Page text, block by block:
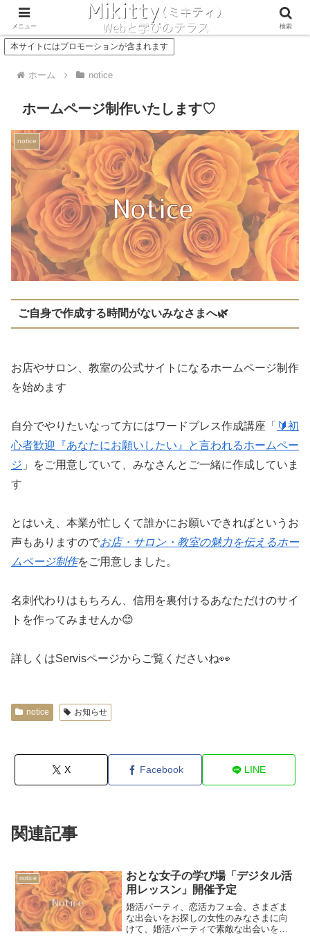
Concept Service
本サイトにはプロモーションが含まれます
ホーム notice
ホームページ制作いたします♡
notice
ご自身で作成する時間がないみなさまへ🌿
お店やサロン、教室の公式サイトになるホームページ制作
を始めます
自分でやりたいなって方にはワードプレス作成講座「 🔰初
心者歓迎『あなたにお願いしたい』と言われるホームペー
ジ 」をご用意していて、みなさんとご一緒に作成していま
す
とはいえ、本業が忙しくて誰かにお願いできればというお
声もありますのでお店・サロン・教室の魅力を伝えるホー
ムページ制作をご用意しました。
名刺代わりはもちろん、信用を裏付けるあなただけのサイ
トを作ってみませんか😊
詳しくはServisページからご覧くださいね👀
notice お知らせ
X Facebook LINE
関連記事
notice
おとな女子の学び場「デジタル活
用レッスン」開催予定
婚活パーティ、恋活カフェ会、さまざま
な出会いをお探しの女性のみなさまに向
けて、婚活パーティで素敵な出会いをゲ
メニュー 検索